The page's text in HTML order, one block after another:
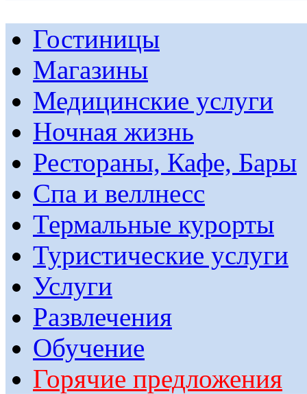
Гостиницы
Магазины
Медицинские услуги
Ночная жизнь
Рестораны, Кафе, Бары
Спа и веллнесс
Термальные курорты
Туристические услуги
Услуги
Развлечения
Обучение
Горячие предложения